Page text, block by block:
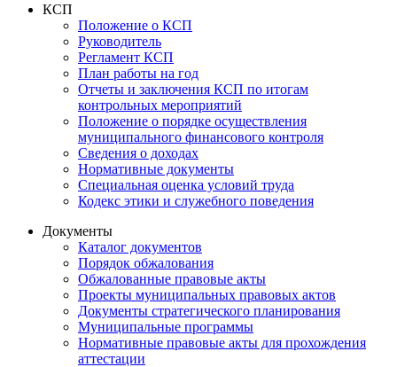
КСП
Положение о КСП
Руководитель
Регламент КСП
План работы на год
Отчеты и заключения КСП по итогам
контрольных мероприятий
Положение о порядке осуществления
муниципального финансового контроля
Сведения о доходах
Нормативные документы
Специальная оценка условий труда
Кодекс этики и служебного поведения
Документы
Каталог документов
Порядок обжалования
Обжалованные правовые акты
Проекты муниципальных правовых актов
Документы стратегического планирования
Муниципальные программы
Нормативные правовые акты для прохождения
аттестации